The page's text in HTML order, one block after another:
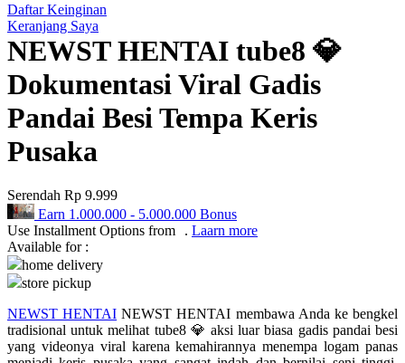
Philips Avent
Pigeon
Ponycycle
Puma
Pureats
Q
QV Baby
Real Shades
Daftar Keinginan
Keranjang Saya
NEWST HENTAI tube8 💎
Dokumentasi Viral Gadis
Pandai Besi Tempa Keris
Pusaka
Serendah Rp 9.999
Earn 1.000.000 - 5.000.000 Bonus
Use Installment Options from
. Laarn more
Available for :
home delivery
store pickup
NEWST HENTAI NEWST HENTAI membawa Anda ke bengkel
tradisional untuk melihat tube8 💎 aksi luar biasa gadis pandai besi
yang videonya viral karena kemahirannya menempa logam panas